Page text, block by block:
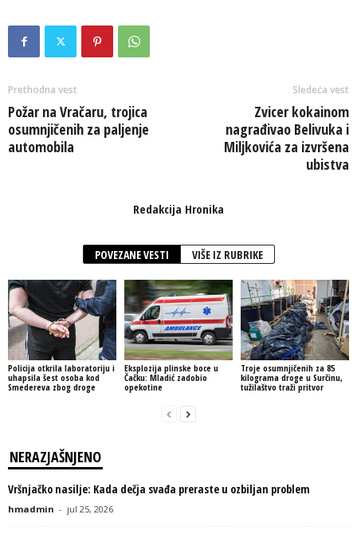
Prethodna vest
Požar na Vračaru, trojica
osumnjičenih za paljenje
automobila
Sledeća vest
Zvicer kokainom
nagrađivao Belivuka i
Miljkovića za izvršena
ubistva
Redakcija Hronika
POVEZANE VESTI VIŠE IZ RUBRIKE
Policija otkrila laboratoriju i
uhapsila šest osoba kod
Smedereva zbog droge
Eksplozija plinske boce u
Čačku: Mladić zadobio
opekotine
Troje osumnjičenih za 85
kilograma droge u Surčinu,
tužilaštvo traži pritvor
NERAZJAŠNJENO
Vršnjačko nasilje: Kada dečja svađa preraste u ozbiljan problem
hmadmin - jul 25, 2026